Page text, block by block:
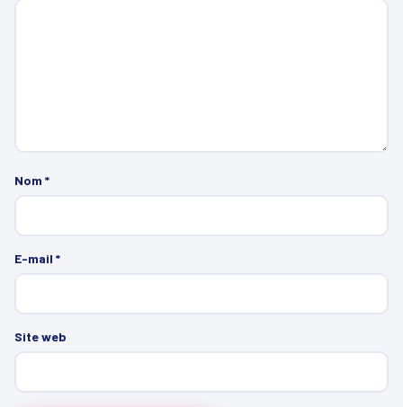
Nom *
E-mail *
Site web